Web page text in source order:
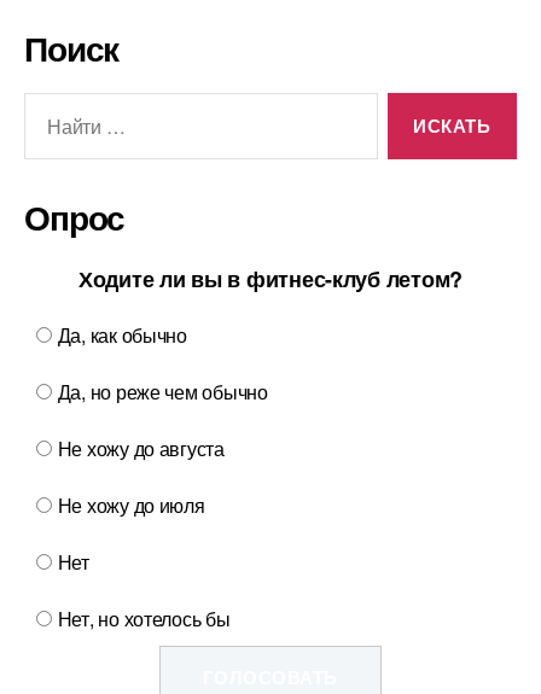
Поиск
Опрос
Ходите ли вы в фитнес-клуб летом?
Да, как обычно
Да, но реже чем обычно
Не хожу до августа
Не хожу до июля
Нет
Нет, но хотелось бы